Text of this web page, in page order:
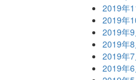
2019年
2019年
2019年9
2019年8
2019年7
2019年6